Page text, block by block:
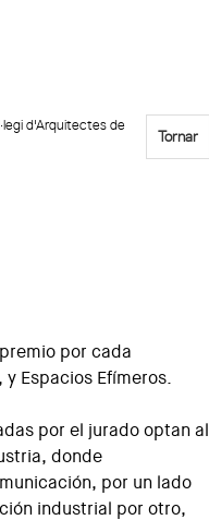
Tornar
d'Arquitectes de
por cada
Espacios Efímeros.
por el jurado optan al
donde
por un lado
industrial por otro,